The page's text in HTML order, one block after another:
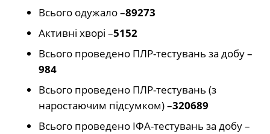
Всього одужало –89273
Активні хворі –5152
Всього проведено ПЛР-тестувань за добу –
984
Всього проведено ПЛР-тестувань (з
наростаючим підсумком) –320689
Всього проведено ІФА-тестувань за добу –